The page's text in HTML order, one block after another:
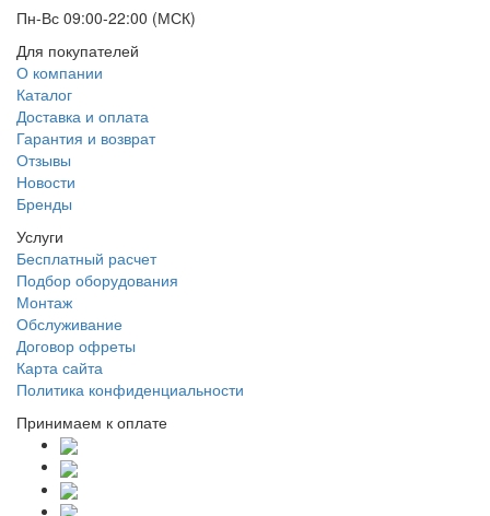
Пн-Вс 09:00-22:00 (МСК)
Для покупателей
О компании
Каталог
Доставка и оплата
Гарантия и возврат
Отзывы
Новости
Бренды
Услуги
Бесплатный расчет
Подбор оборудования
Монтаж
Обслуживание
Договор офреты
Карта сайта
Политика конфиденциальности
Принимаем к оплате